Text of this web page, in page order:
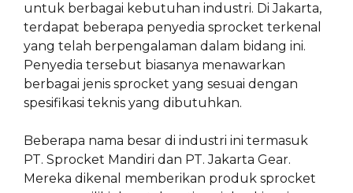
untuk berbagai kebutuhan industri. Di Jakarta,
terdapat beberapa penyedia sprocket terkenal
yang telah berpengalaman dalam bidang ini.
Penyedia tersebut biasanya menawarkan
berbagai jenis sprocket yang sesuai dengan
spesifikasi teknis yang dibutuhkan.
Beberapa nama besar di industri ini termasuk
PT. Sprocket Mandiri dan PT. Jakarta Gear.
Mereka dikenal memberikan produk sprocket